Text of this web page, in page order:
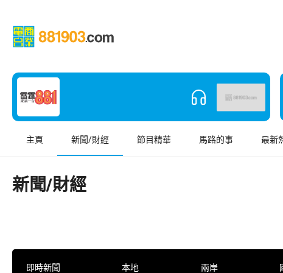
主頁 新聞/財經 節目精華 馬路的事 最新
新聞/財經
即時新聞 本地 兩岸